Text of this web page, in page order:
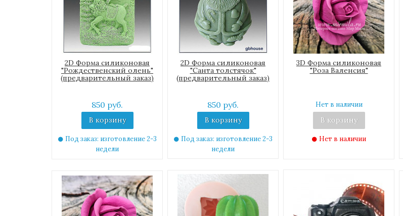
2D Форма силиконовая
"Рождественский олень"
(предварительный заказ)
850 руб.
В корзину
Под заказ: изготовление 2-3
недели
2D Форма силиконовая
"Санта толстячок"
(предварительный заказ)
850 руб.
В корзину
Под заказ: изготовление 2-3
недели
3D Форма силиконовая
"Роза Валенсия"
Нет в наличии
В корзину
Нет в наличии